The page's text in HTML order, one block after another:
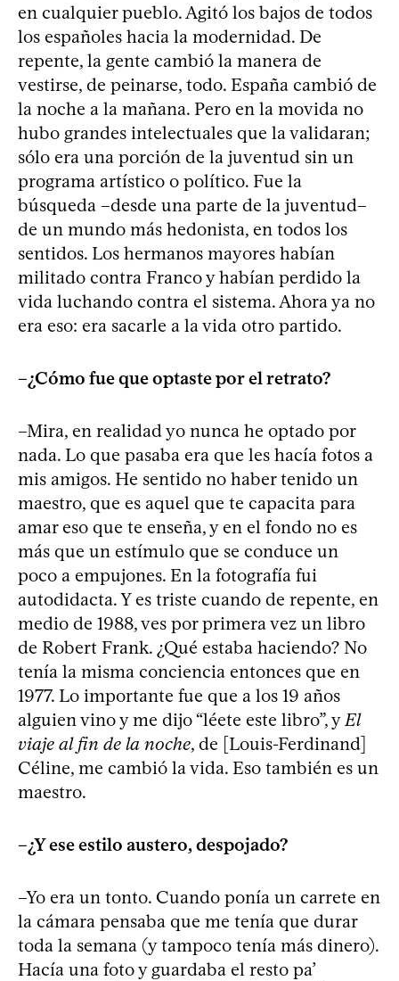
en cualquier pueblo. Agitó los bajos de todos
los españoles hacia la modernidad. De
repente, la gente cambió la manera de
vestirse, de peinarse, todo. España cambió de
la noche a la mañana. Pero en la movida no
hubo grandes intelectuales que la validaran;
sólo era una porción de la juventud sin un
programa artístico o político. Fue la
búsqueda –desde una parte de la juventud–
de un mundo más hedonista, en todos los
sentidos. Los hermanos mayores habían
militado contra Franco y habían perdido la
vida luchando contra el sistema. Ahora ya no
era eso: era sacarle a la vida otro partido.
–¿Cómo fue que optaste por el retrato?
–Mira, en realidad yo nunca he optado por
nada. Lo que pasaba era que les hacía fotos a
mis amigos. He sentido no haber tenido un
maestro, que es aquel que te capacita para
amar eso que te enseña, y en el fondo no es
más que un estímulo que se conduce un
poco a empujones. En la fotografía fui
autodidacta. Y es triste cuando de repente, en
medio de 1988, ves por primera vez un libro
de Robert Frank. ¿Qué estaba haciendo? No
tenía la misma conciencia entonces que en
1977. Lo importante fue que a los 19 años
alguien vino y me dijo “léete este libro”, y El
viaje al fin de la noche, de [Louis-Ferdinand]
Céline, me cambió la vida. Eso también es un
maestro.
–¿Y ese estilo austero, despojado?
–Yo era un tonto. Cuando ponía un carrete en
la cámara pensaba que me tenía que durar
toda la semana (y tampoco tenía más dinero).
Hacía una foto y guardaba el resto pa’